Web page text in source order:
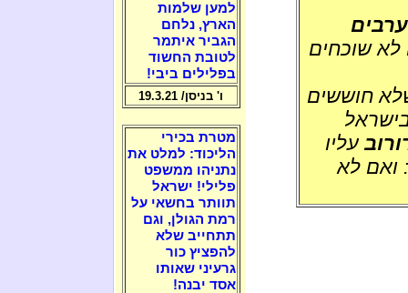
שוכחים
חוששים
עליו
ואם לא
למען שלמות
הארץ, נלחם
הגביר איתמר
לטובת החשוד
בפלילים ביבי!
ו' בניסן/ 19.3.21
מטרת בכירי
הליכוד: למלט את
נתניהו ממשפט
פלילי! ישראל
תוותר בחשאי על
רמת הגולן, וגם
תתחייב שלא
להפציץ כור
גרעיני שאותו
אסד יבנה!